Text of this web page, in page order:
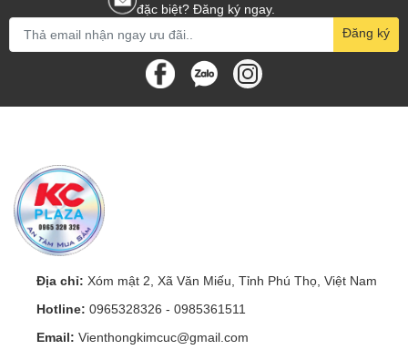
đặc biệt? Đăng ký ngay.
Đăng ký
Địa chỉ: Xóm mật 2, Xã Văn Miếu, Tỉnh Phú Thọ, Việt Nam
Hotline: 0965328326 - 0985361511
Email: Vienthongkimcuc@gmail.com